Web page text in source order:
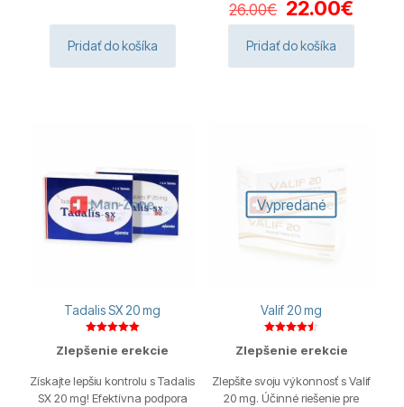
Pridať do košíka
26.00€ Pôvodná
cena
bola:
26.00€.
22.00€
cena
Pridať do košíka
Tadalis SX 20 mg
5.00
Zlepšenie erekcie
Získajte lepšiu kontrolu s Tadalis
SX 20 mg! Efektívna podpora
Vypredané
Valif 20 mg
4.43
Zlepšenie erekcie
Zlepšite svoju výkonnosť s Valif
20 mg. Účinné riešenie pre